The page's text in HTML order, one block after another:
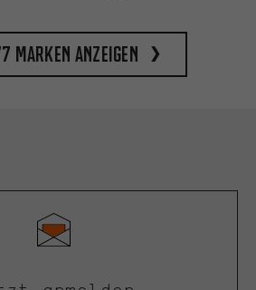
Marken anzeigen